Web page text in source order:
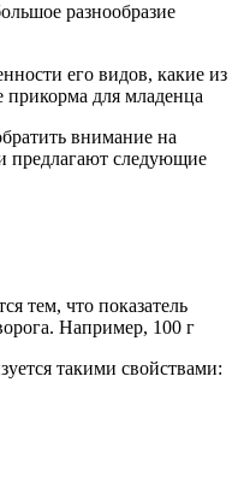
разнообразие
его видов, какие из
прикорма для младенца
внимание на
предлагают следующие
тем, что показатель
Например, 100 г
такими свойствами: